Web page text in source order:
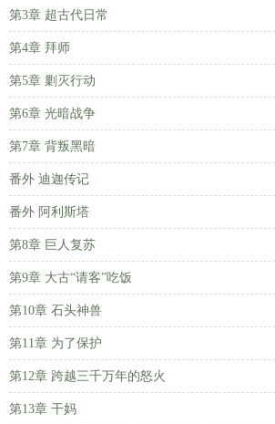
第3章 超古代日常
第4章 拜师
第5章 剿灭行动
第6章 光暗战争
第7章 背叛黑暗
番外 迪迦传记
番外 阿利斯塔
第8章 巨人复苏
第9章 大古“请客”吃饭
第10章 石头神兽
第11章 为了保护
第12章 跨越三千万年的怒火
第13章 干妈